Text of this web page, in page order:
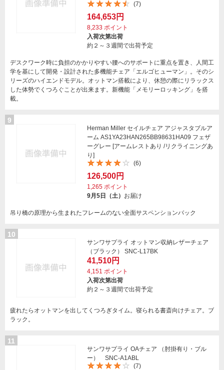
(7)
164,653円
8,233 ポイント
入荷次第出荷
約２～３週間で出荷予定
デスクワーク時に負担のかかりやすい腰へのサポートに重点を置き、人間工
学を基にして開発・設計された多機能チェア「エルゴヒューマン」。そのシ
リーズのハイエンドモデル。オットマン搭載により、休憩の際にリラックス
した体勢でくつろぐことが出来ます。新機能「メモリーロッキング」を搭
載。
9
Herman Miller セイルチェア アジャスタブルア
ーム AS1YA23HAN265BB98631HA09 フェザ
ーグレー [アームレストあり /リクライニングあ
り]
(6)
126,500円
1,265 ポイント
9月5日（土） お届け
吊り橋の原理から生まれたフレームのない全面サスペンションバック
10
サンワサプライ オットマン収納レザーチェア
（ブラック） SNC-L17BK
41,510円
4,151 ポイント
入荷次第出荷
約２～３週間で出荷予定
疲れたらオットマンを出してくつろぎタイム。寝られる書斎向けチェア。ブ
ラック。
11
サンワサプライ OAチェア （肘掛有り・ブル
ー） SNC-A1ABL
(7)